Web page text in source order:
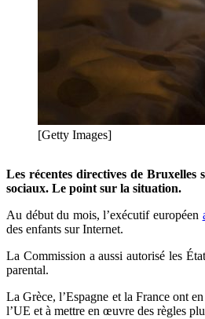
[Getty Images]
Les récentes directives de
sociaux. Le point sur la situation.
Au début du mois, l’exécutif européen
des enfants sur Internet.
La Commission a aussi autorisé les
parental.
La Grèce, l’Espagne et la France ont
l’UE et à mettre en œuvre des règles